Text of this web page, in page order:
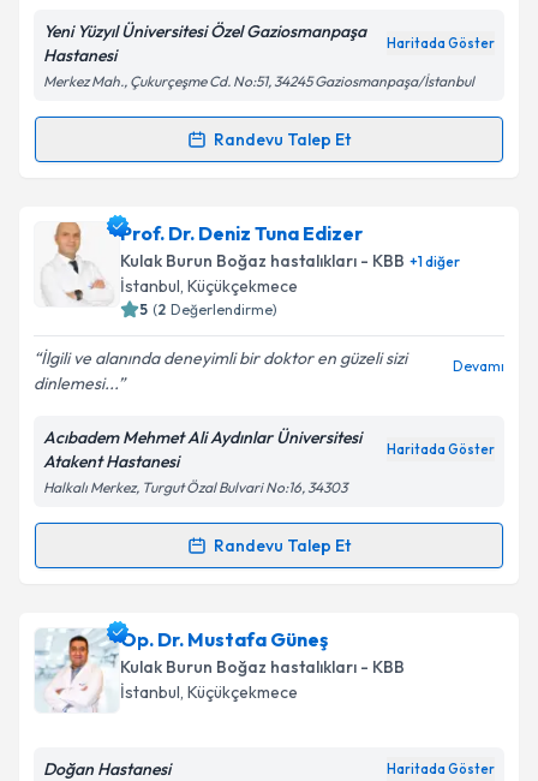
Kişisel verilerimin işlenmesine ilişkin
Aydınlatma
Metni'ni okudum ve kişisel verilerimin belirtilen
Yeni Yüzyıl Üniversitesi Özel Gaziosmanpaşa
Hastanesi
Haritada Göster
Merkez Mah., Çukurçeşme Cd. No:51, 34245 Gaziosmanpaşa/İstanbul
Randevu Talep Et
Randevu Takvimi Talebi
Dt. Alper Tunga Bahatiçin randevu takvimi talebi
oluşturun. Size bu uzmandan randevu almanız için bir
takvim hazırlandığında e-posta ile bilgilendireceğiz.
Kişisel verilerimin işlenmesine ilişkin
Aydınlatma
Metni'ni okudum ve kişisel verilerimin belirtilen
kapsamda işlenmesini kabul ediyorum.
Takvim Talebini Gönder
Prof. Dr. Deniz Tuna Edizer
Kulak Burun Boğaz hastalıkları - KBB +1diğer
İstanbul, Küçükçekmece
5 (2 Değerlendirme)
İlgili ve alanında deneyimli bir doktor en güzeli sizi
dinlemesi...
Devamı
Acıbadem Mehmet Ali Aydınlar Üniversitesi
Atakent Hastanesi
Haritada Göster
Halkalı Merkez, Turgut Özal Bulvari No:16, 34303
Randevu Talep Et
Randevu Takvimi Talebi
Prof. Dr. Deniz Tuna Edizeriçin randevu takvimi
talebi oluşturun. Size bu uzmandan randevu almanız
için bir takvim hazırlandığında e-posta ile
bilgilendireceğiz.
Op. Dr. Mustafa Güneş
Kulak Burun Boğaz hastalıkları - KBB
İstanbul, Küçükçekmece
Doğan Hastanesi Haritada Göster